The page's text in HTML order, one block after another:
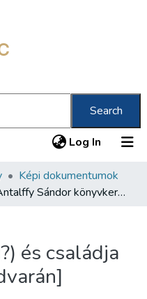
Search
Log In (current)
Képi dokumentumok
[Antalffy Sándor könyvkereskedő (?) és családja zugligeti házuk udvarán]
és családja